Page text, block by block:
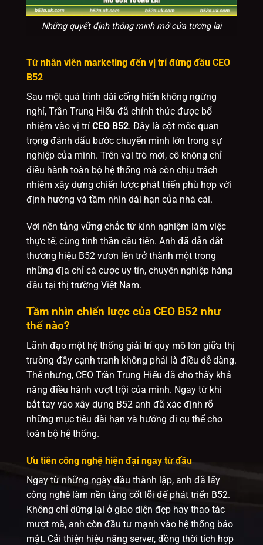
Những quyết định thông minh mở cửa tương lai
Từ nhân viên marketing đến vị trí đứng đầu CEO
B52
Sau một quá trình dài cống hiến không ngừng
nghỉ, Trần Trung Hiếu đã chính thức được bổ
nhiệm vào vị trí CEO B52. Đây là cột mốc quan
trọng đánh dấu bước chuyển mình lớn trong sự
nghiệp của mình. Trên vai trò mới, cô không chỉ
điều hành toàn bộ hệ thống mà còn chịu trách
nhiệm xây dựng chiến lược phát triển phù hợp với
định hướng và tầm nhìn dài hạn của nhà cái.
Với nền tảng vững chắc từ kinh nghiệm làm việc
thực tế, cùng tinh thần cầu tiến. Anh đã dẫn dắt
thương hiệu B52 vươn lên trở thành một trong
những địa chỉ cá cược uy tín, chuyên nghiệp hàng
đầu tại thị trường Việt Nam.
Tầm nhìn chiến lược của CEO B52 như
thế nào?
Lãnh đạo một hệ thống giải trí quy mô lớn giữa thị
trường đầy cạnh tranh không phải là điều dễ dàng.
Thế nhưng, CEO Trần Trung Hiếu đã cho thấy khả
năng điều hành vượt trội của mình. Ngay từ khi
bắt tay vào xây dựng B52 anh đã xác định rõ
những mục tiêu dài hạn và hướng đi cụ thể cho
toàn bộ hệ thống.
Ưu tiên công nghệ hiện đại ngay từ đầu
Ngay từ những ngày đầu thành lập, anh đã lấy
công nghệ làm nền tảng cốt lõi để phát triển B52.
Không chỉ dừng lại ở giao diện đẹp hay thao tác
mượt mà, anh còn đầu tư mạnh vào hệ thống bảo
mật. Cải thiện hiệu năng server, đồng thời tích hợp